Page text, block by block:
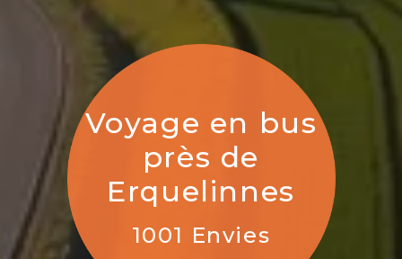
Voyage en bus
près de
Erquelinnes
1001 Envies